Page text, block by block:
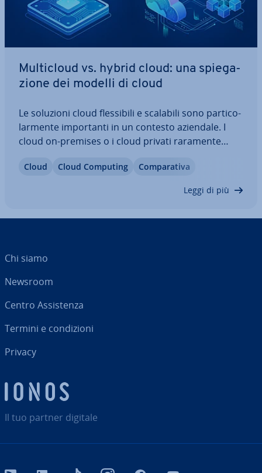
Mul­ti­cloud vs. hybrid cloud: una spie­ga­
zio­ne dei modelli di cloud
Le soluzioni cloud fles­si­bi­li e scalabili sono par­ti­co­
lar­men­te im­por­tan­ti in un contesto aziendale. I
cloud on-premises o i cloud privati raramente
aziende si trovano quindi spesso di fronte alla
Cloud Cloud Computing Com­pa­ra­ti­va
Leggi di più
Il tuo partner digitale
Chi siamo
Newsroom
Centro As­si­sten­za
Termini e con­di­zio­ni
Privacy